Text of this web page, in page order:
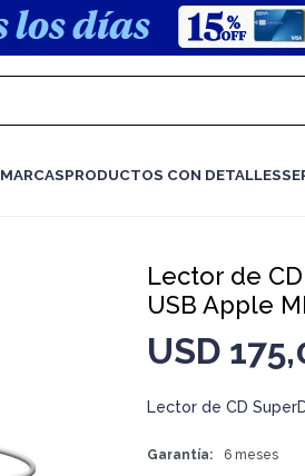
MARCASPRODUCTOS CON DETALLES
Lector de
USB Apple
USD
Lector de CD
Garantía 6 meses